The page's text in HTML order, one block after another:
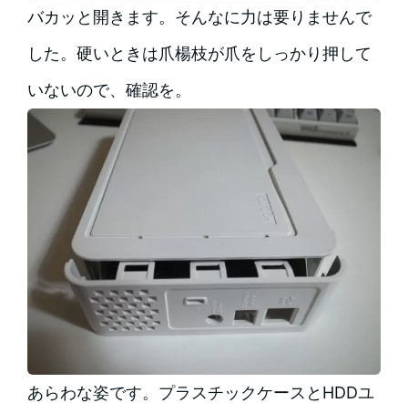
バカッと開きます。そんなに力は要りませんで
した。硬いときは爪楊枝が爪をしっかり押して
いないので、確認を。
あらわな姿です。プラスチックケースとHDDユ